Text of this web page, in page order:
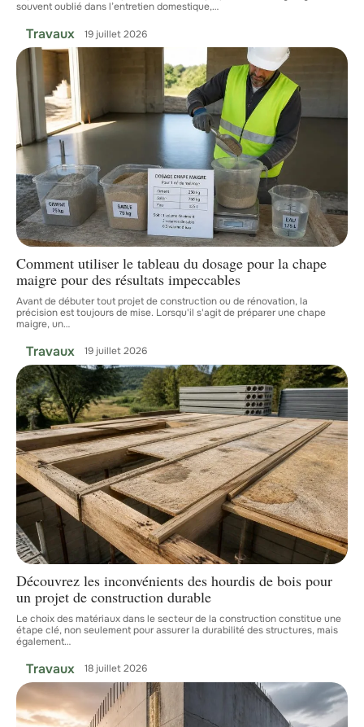
souvent oublié dans l’entretien domestique,…
Travaux 19 juillet 2026
Comment utiliser le tableau du dosage pour la chape
maigre pour des résultats impeccables
Avant de débuter tout projet de construction ou de rénovation, la
précision est toujours de mise. Lorsqu'il s'agit de préparer une chape
maigre, un…
Travaux 19 juillet 2026
Découvrez les inconvénients des hourdis de bois pour
un projet de construction durable
Le choix des matériaux dans le secteur de la construction constitue une
étape clé, non seulement pour assurer la durabilité des structures, mais
également…
Travaux 18 juillet 2026